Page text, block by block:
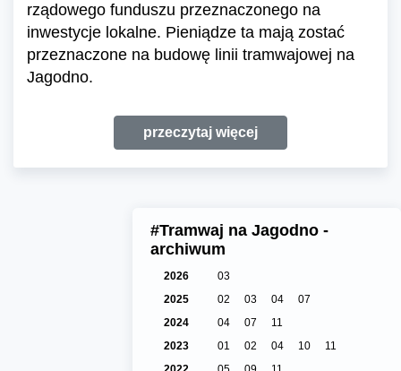
rządowego funduszu przeznaczonego na
inwestycje lokalne. Pieniądze ta mają zostać
przeznaczone na budowę linii tramwajowej na
Jagodno.
przeczytaj więcej
#Tramwaj na Jagodno -
archiwum
2026
03
2025
02 03 04
07
2024
04 07
11
2023
01 02 04 10
11